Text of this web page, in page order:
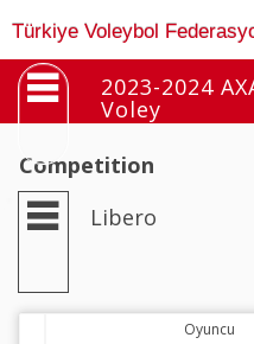
Türkiye Voleybol
2023-2024
Voley
Competition
Libero
Oyuncu